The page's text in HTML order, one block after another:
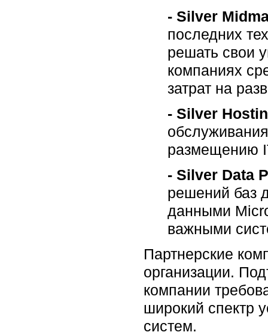
- Silver
последних
решать свои
компаниях
затрат на
- Silver
размещению
- Silver Data
решений баз
данными
важными
Партнерские
организации.
компании
широкий спектр
систем.